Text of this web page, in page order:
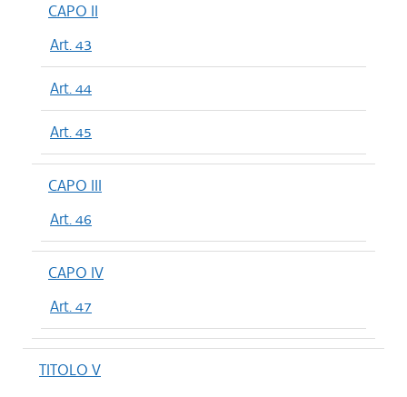
CAPO II
Art. 43
Art. 44
Art. 45
CAPO III
Art. 46
CAPO IV
Art. 47
TITOLO V